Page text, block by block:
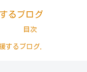
るブログ
目次
するブログ.